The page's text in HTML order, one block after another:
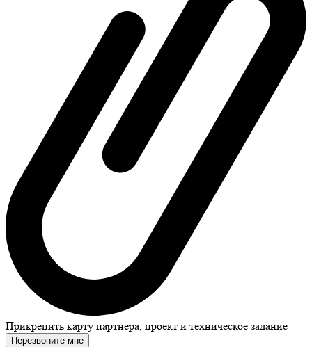
Прикрепить карту партнера, проект и техническое задание
Перезвоните мне